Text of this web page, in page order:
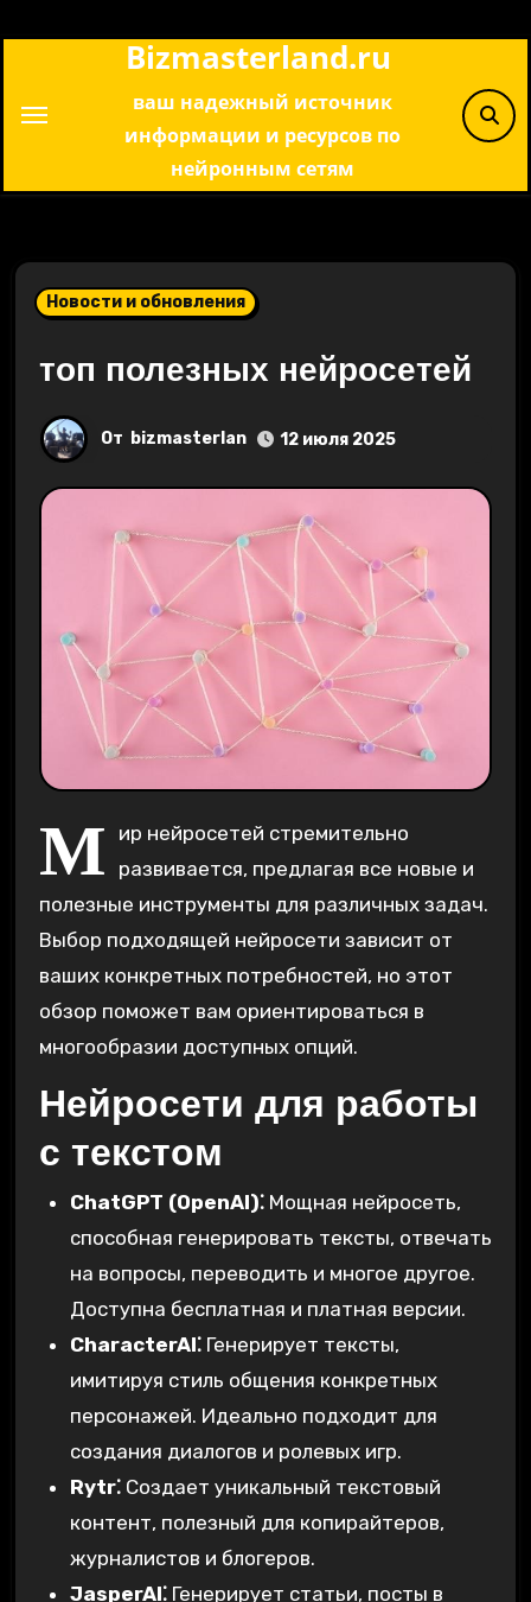
Bizmasterland.ru
ваш надежный источник
информации и ресурсов по
нейронным сетям
Новости и обновления
топ полезных нейросетей
От bizmasterlan 12 июля 2025
М
ир нейросетей стремительно
развивается, предлагая все новые и
полезные инструменты для различных задач.
Выбор подходящей нейросети зависит от
ваших конкретных потребностей, но этот
обзор поможет вам ориентироваться в
многообразии доступных опций.
Нейросети для работы
с текстом
ChatGPT (OpenAI)⁚Мощная нейросеть,
способная генерировать тексты, отвечать
на вопросы, переводить и многое другое.
Доступна бесплатная и платная версии.
CharacterAI⁚Генерирует тексты,
имитируя стиль общения конкретных
персонажей. Идеально подходит для
создания диалогов и ролевых игр.
Rytr⁚Создает уникальный текстовый
контент, полезный для копирайтеров,
журналистов и блогеров.
JasperAI⁚Генерирует статьи, посты в